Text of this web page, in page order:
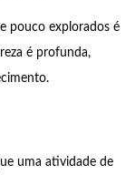
pouco explorados é
é profunda,
uma atividade de